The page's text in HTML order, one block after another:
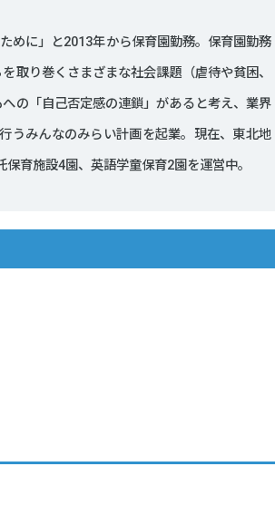
めに」と2013年から保育園勤務。保育園勤務
取り巻くさまざまな社会課題（虐待や貧困、
の「自己否定感の連鎖」があると考え、業界
うみんなのみらい計画を起業。現在、東北地
育施設4園、英語学童保育2園を運営中。